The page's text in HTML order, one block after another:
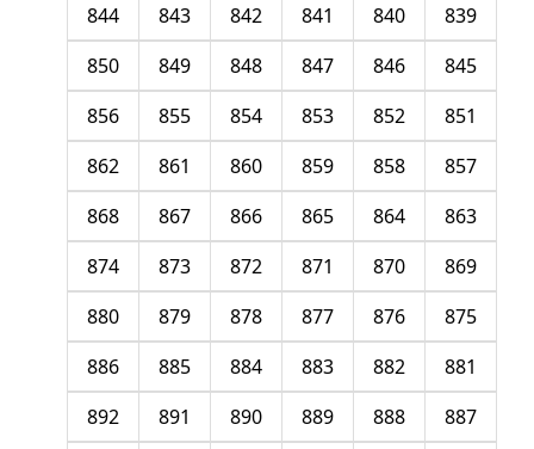
839
840
841
842
843
844
845
846
847
848
849
850
851
852
853
854
855
856
857
858
859
860
861
862
863
864
865
866
867
868
869
870
871
872
873
874
875
876
877
878
879
880
881
882
883
884
885
886
887
888
889
890
891
892